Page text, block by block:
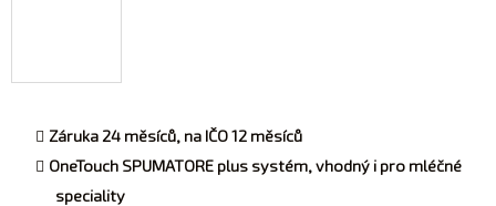
Záruka 24 měsíců, na IČO 12 měsíců
OneTouch SPUMATORE plus systém, vhodný i pro mléčné
speciality